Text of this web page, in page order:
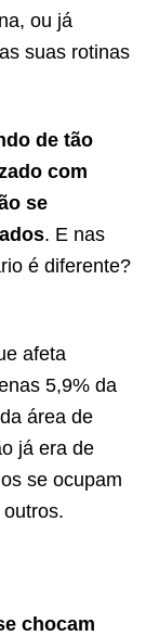
ou já
suas rotinas
de tão
com
se
. E nas
é diferente?
afeta
5,9% da
área de
já era de
se ocupam
chocam